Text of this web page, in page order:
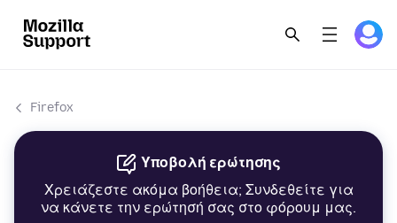
Firefox
Υποβολή ερώτησης
Χρειάζεστε ακόμα βοήθεια; Συνδεθείτε για
να κάνετε την ερώτησή σας στο φόρουμ μας.